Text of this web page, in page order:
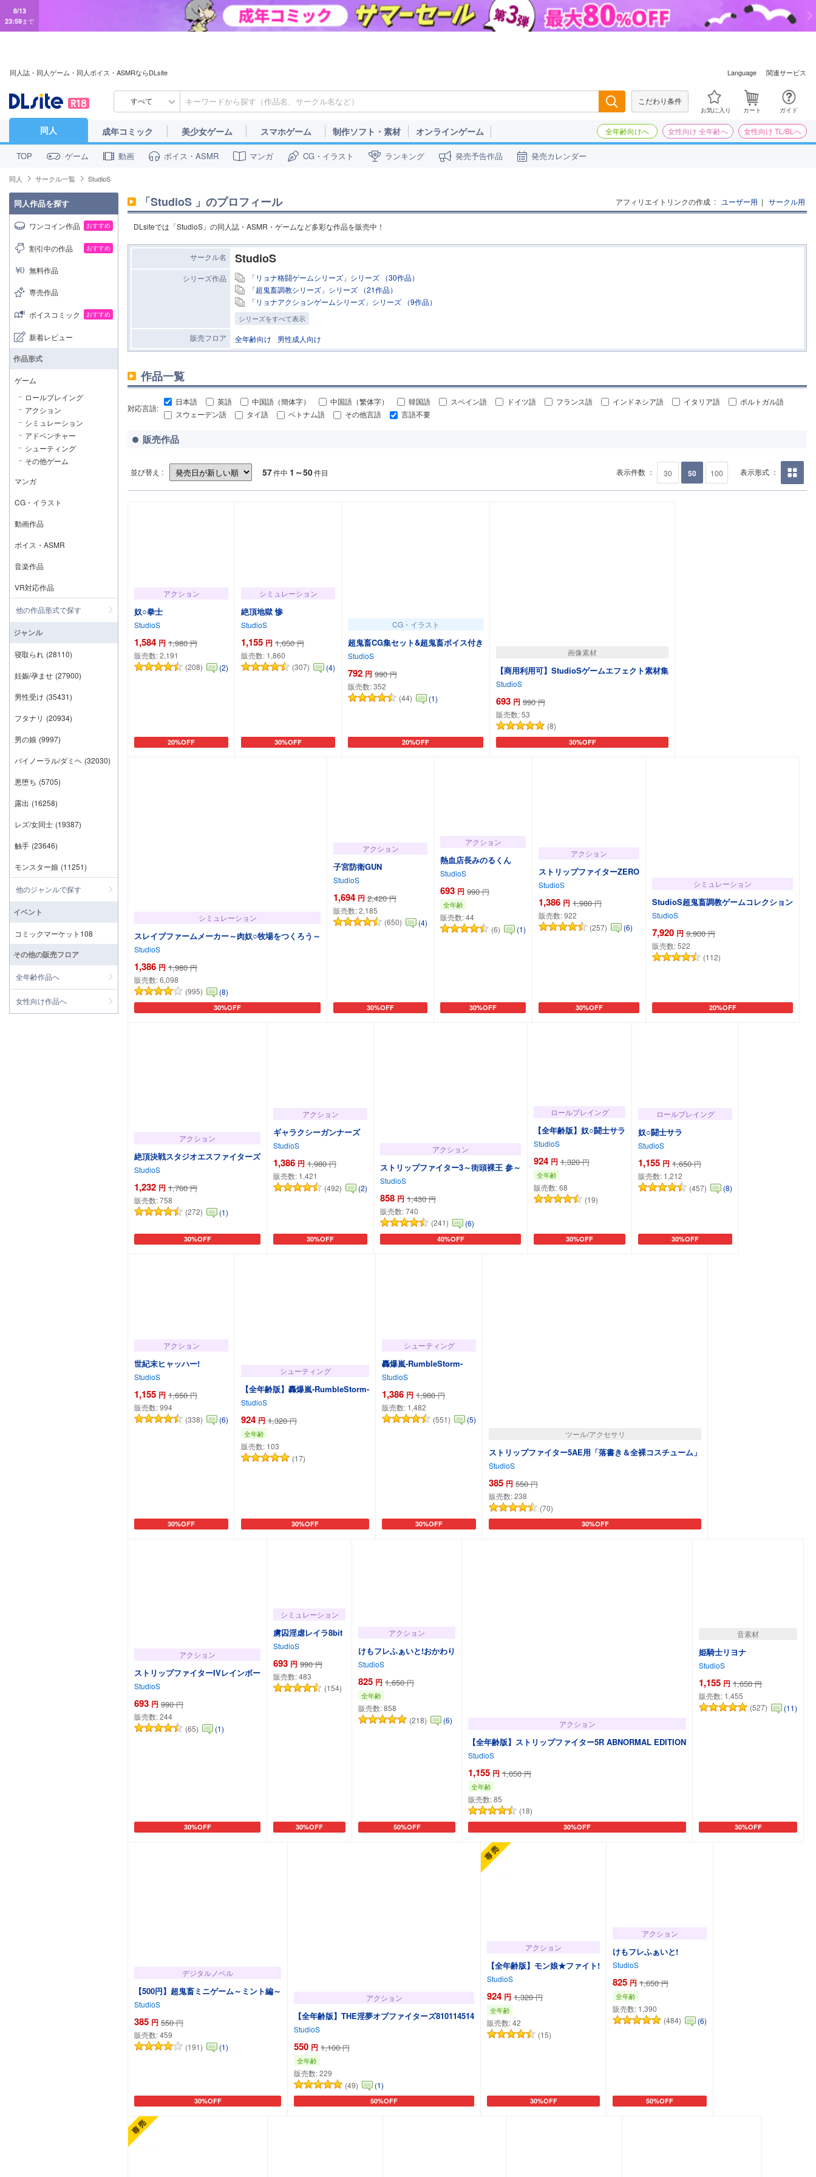
8/13
23:59まで
同人誌・同人ゲーム・同人ボイス・ASMRならDLsite Language 関連サービス
すべて こだわり条件
お気に入り カート ガイド
同人 成年コミック 美少女ゲーム スマホゲーム 制作ソフト・素材 オンラインゲーム 全年齢向けへ 女性向け 全年齢へ 女性向け TL/BLへ
TOP ゲーム 動画 ボイス・ASMR マンガ CG・イラスト ランキング 発売予告作品 発売カレンダー
同人 サークル一覧 StudioS
「StudioS 」のプロフィール アフィリエイトリンクの作成 : ユーザー用 | サークル用
DLsiteでは「StudioS」の同人誌・ASMR・ゲームなど多彩な作品を販売中！
サークル名 StudioS
シリーズ作品
「リョナ格闘ゲームシリーズ」シリーズ （30作品）
「超鬼畜調教シリーズ」シリーズ （21作品）
「リョナアクションゲームシリーズ」シリーズ （9作品）
シリーズをすべて表示
販売フロア 全年齢向け 男性成人向け
作品一覧
対応言語:
日本語 英語 中国語（簡体字） 中国語（繁体字） 韓国語 スペイン語 ドイツ語 フランス語 インドネシア語 イタリア語
ポルトガル語
スウェーデン語
タイ語 ベトナム語 その他言語 言語不要
販売作品
並び替え : 57件中 1～50件目
表示形式 ：
画像の
30 50 100
表示件数 ：
アクション
奴○拳士
StudioS
1,584 円 1,980 円
販売数:2,191
(208)
(2)
20%OFF
カートに追加
シミュレーション
絶頂地獄 惨
StudioS
1,155 円 1,650 円
販売数: 1,860
(307)
(4)
30%OFF
カートに追加
CG・イラスト
超鬼畜CG集セット&超鬼畜ボイス付き
StudioS
792 円 990 円
販売数:352
(44)
(1)
20%OFF
カートに追加
画像素材
【商用利用可】StudioSゲームエフェクト素材集
StudioS
693 円 990 円
販売数:53
(8)
30%OFF
カートに追加
シミュレーション
スレイブファームメーカー～肉奴○牧場をつくろう～
StudioS
1,386 円 1,980 円
販売数:6,098
(995)
(8)
30%OFF
カートに追加
アクション
子宮防衛GUN
StudioS
1,694 円 2,420 円
販売数:2,185
(650)
(4)
30%OFF
カートに追加
アクション
熱血店長みのるくん
StudioS
693 円 990 円
全年齢
販売数:44
(6)
(1)
30%OFF
カートに追加
アクション
ストリップファイターZERO
StudioS
1,386 円 1,980 円
販売数:922
(257)
(6)
30%OFF
カートに追加
シミュレーション
StudioS超鬼畜調教ゲームコレクション
StudioS
7,920 円 9,900 円
販売数:522
(112)
20%OFF
カートに追加
アクション
絶頂決戦スタジオエスファイターズ
StudioS
1,232 円 1,760 円
販売数:758
(272)
(1)
30%OFF
カートに追加
アクション
ギャラクシーガンナーズ
StudioS
1,386 円 1,980 円
販売数: 1,421
(492)
(2)
30%OFF
カートに追加
アクション
ストリップファイター3～街頭裸王 参～
StudioS
858 円 1,430 円
販売数:740
(241)
(6)
40%OFF
カートに追加
ロールプレイング
【全年齢版】奴○闘士サラ
StudioS
924 円 1,320 円
全年齢
販売数:68
(19)
30%OFF
カートに追加
ロールプレイング
奴○闘士サラ
StudioS
1,155 円 1,650 円
販売数: 1,212
(457)
(8)
30%OFF
カートに追加
アクション
世紀末ヒャッハー!
StudioS
1,155 円 1,650 円
販売数:994
(338)
(6)
30%OFF
カートに追加
シューティング
【全年齢版】轟爆嵐-RumbleStorm-
StudioS
924 円 1,320 円
全年齢
販売数: 103
(17)
30%OFF
カートに追加
シューティング
轟爆嵐-RumbleStorm-
StudioS
1,386 円 1,980 円
販売数: 1,482
(551)
(5)
30%OFF
カートに追加
ツール/アクセサリ
ストリップファイター5AE用「落書き＆全裸コスチューム」
StudioS
385 円 550 円
販売数:238
(70)
30%OFF
カートに追加
アクション
ストリップファイターIVレインボー
StudioS
693 円 990 円
販売数:244
(65)
(1)
30%OFF
カートに追加
シミュレーション
虜囚淫虐レイラ8bit
StudioS
693 円 990 円
販売数:483
(154)
30%OFF
カートに追加
アクション
けもフレふぁいと!おかわり
StudioS
825 円 1,650 円
全年齢
販売数:858
(218)
(6)
50%OFF
カートに追加
アクション
【全年齢版】ストリップファイター5R ABNORMAL EDITION
StudioS
1,155 円 1,650 円
全年齢
販売数:85
(18)
30%OFF
カートに追加
音素材
姫騎士リヨナ
StudioS
1,155 円 1,650 円
販売数: 1,455
(527)
(11)
30%OFF
カートに追加
デジタルノベル
【500円】超鬼畜ミニゲーム～ミント編～
StudioS
385 円 550 円
販売数:459
(191)
(1)
30%OFF
カートに追加
アクション
【全年齢版】THE淫夢オブファイターズ810114514
StudioS
550 円 1,100 円
全年齢
販売数:229
(49)
(1)
50%OFF
カートに追加
アクション
【全年齢版】モン娘★ファイト!
StudioS
924 円 1,320 円
全年齢
販売数:42
(15)
30%OFF
カートに追加
アクション
けもフレふぁいと!
StudioS
825 円 1,650 円
全年齢
販売数: 1,390
(484)
(6)
50%OFF
カートに追加
同人作品を探す
ワンコイン作品 おすすめ
割引中の作品 おすすめ
無料作品
専売作品
ボイスコミック おすすめ
新着レビュー
作品形式
ゲーム
ロールプレイング
アクション
シミュレーション
アドベンチャー
シューティング
その他ゲーム
マンガ
CG・イラスト
動画作品
ボイス・ASMR
音楽作品
VR対応作品
他の作品形式で探す
ジャンル
寝取られ (28110)
妊娠/孕ませ (27900)
男性受け (35431)
フタナリ (20934)
男の娘 (9997)
バイノーラル/ダミヘ (32030)
悪堕ち (5705)
露出 (16258)
レズ/女同士 (19387)
触手 (23646)
モンスター娘 (11251)
他のジャンルで探す
イベント
コミックマーケット108
その他の販売フロア
全年齢作品へ
女性向け作品へ